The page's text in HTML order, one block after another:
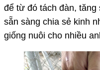
để từ đó tách đàn,
sẵn sàng chia sẻ kinh
giống nuôi cho nhiều